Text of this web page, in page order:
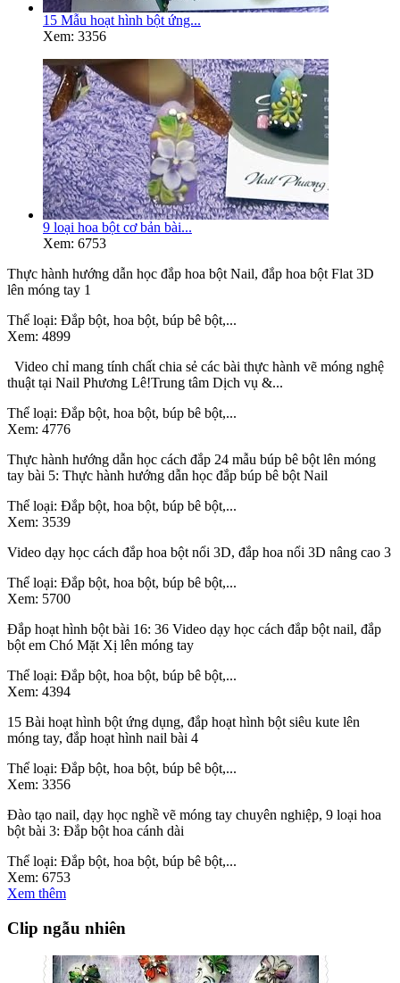
15 Mẫu hoạt hình bột ứng...
Xem: 3356
9 loại hoa bột cơ bản bài...
Xem: 6753
Thực hành hướng dẫn học đắp hoa bột Nail, đắp hoa bột Flat 3D
lên móng tay 1
Thể loại: Đắp bột, hoa bột, búp bê bột,...
Xem: 4899
Video chỉ mang tính chất chia sẻ các bài thực hành vẽ móng nghệ
thuật tại Nail Phương Lê!Trung tâm Dịch vụ &...
Thể loại: Đắp bột, hoa bột, búp bê bột,...
Xem: 4776
Thực hành hướng dẫn học cách đắp 24 mẫu búp bê bột lên móng
tay bài 5: Thực hành hướng dẫn học đắp búp bê bột Nail
Thể loại: Đắp bột, hoa bột, búp bê bột,...
Xem: 3539
Video dạy học cách đắp hoa bột nổi 3D, đắp hoa nổi 3D nâng cao 3
Thể loại: Đắp bột, hoa bột, búp bê bột,...
Xem: 5700
Đắp hoạt hình bột bài 16: 36 Video dạy học cách đắp bột nail, đắp
bột em Chó Mặt Xị lên móng tay
Thể loại: Đắp bột, hoa bột, búp bê bột,...
Xem: 4394
15 Bài hoạt hình bột ứng dụng, đắp hoạt hình bột siêu kute lên
móng tay, đắp hoạt hình nail bài 4
Thể loại: Đắp bột, hoa bột, búp bê bột,...
Xem: 3356
Đào tạo nail, dạy học nghề vẽ móng tay chuyên nghiệp, 9 loại hoa
bột bài 3: Đắp bột hoa cánh dài
Thể loại: Đắp bột, hoa bột, búp bê bột,...
Xem: 6753
Xem thêm
Clip ngẫu nhiên